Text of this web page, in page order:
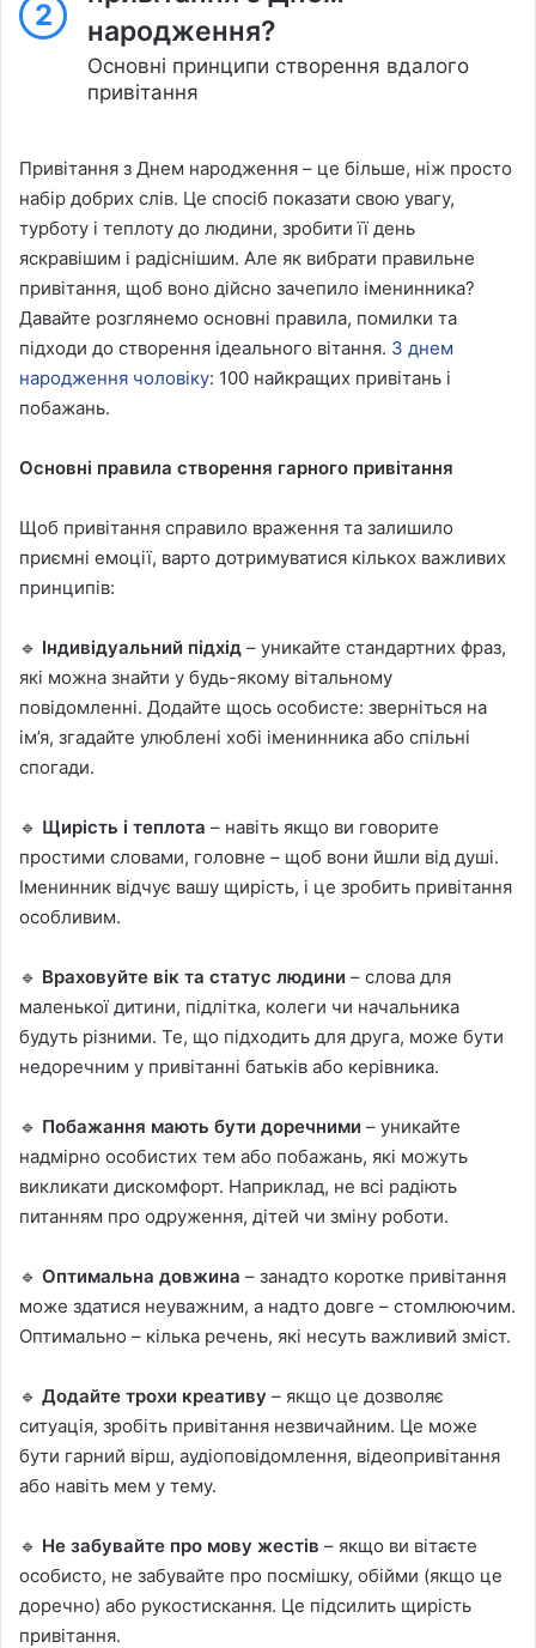
2
народження?
Основні принципи створення вдалого
привітання
Привітання з Днем народження – це більше, ніж просто
набір добрих слів. Це спосіб показати свою увагу,
турботу і теплоту до людини, зробити її день
яскравішим і радіснішим. Але як вибрати правильне
привітання, щоб воно дійсно зачепило іменинника?
Давайте розглянемо основні правила, помилки та
підходи до створення ідеального вітання. З днем
народження чоловіку: 100 найкращих привітань і
побажань.
Основні правила створення гарного привітання
Щоб привітання справило враження та залишило
приємні емоції, варто дотримуватися кількох важливих
принципів:
🔹 Індивідуальний підхід – уникайте стандартних фраз,
які можна знайти у будь-якому вітальному
повідомленні. Додайте щось особисте: зверніться на
ім’я, згадайте улюблені хобі іменинника або спільні
спогади.
🔹 Щирість і теплота – навіть якщо ви говорите
простими словами, головне – щоб вони йшли від душі.
Іменинник відчує вашу щирість, і це зробить привітання
особливим.
🔹 Враховуйте вік та статус людини – слова для
маленької дитини, підлітка, колеги чи начальника
будуть різними. Те, що підходить для друга, може бути
недоречним у привітанні батьків або керівника.
🔹 Побажання мають бути доречними – уникайте
надмірно особистих тем або побажань, які можуть
викликати дискомфорт. Наприклад, не всі радіють
питанням про одруження, дітей чи зміну роботи.
🔹 Оптимальна довжина – занадто коротке привітання
може здатися неуважним, а надто довге – стомлюючим.
Оптимально – кілька речень, які несуть важливий зміст.
🔹 Додайте трохи креативу – якщо це дозволяє
ситуація, зробіть привітання незвичайним. Це може
бути гарний вірш, аудіоповідомлення, відеопривітання
або навіть мем у тему.
🔹 Не забувайте про мову жестів – якщо ви вітаєте
особисто, не забувайте про посмішку, обійми (якщо це
доречно) або рукостискання. Це підсилить щирість
привітання.